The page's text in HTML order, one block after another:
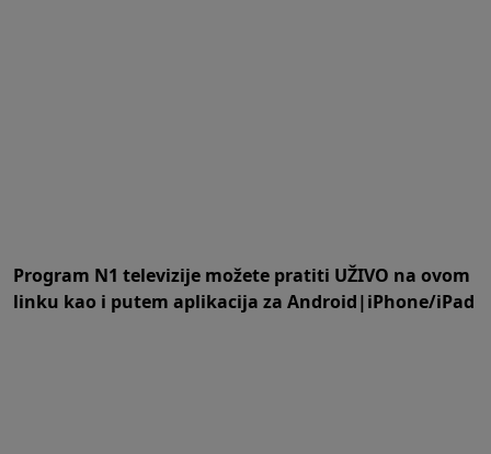
Program N1 televizije možete pratiti UŽIVO na ovom
linku kao i putem aplikacija za Android|iPhone/iPad